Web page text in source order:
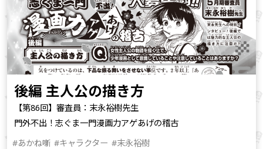
後編 主人公の描き方
【第86回】審査員：末永裕樹先生
門外不出！志ぐま一門漫画力アゲあげの稽古
#あかね噺 #キャラクター #末永裕樹